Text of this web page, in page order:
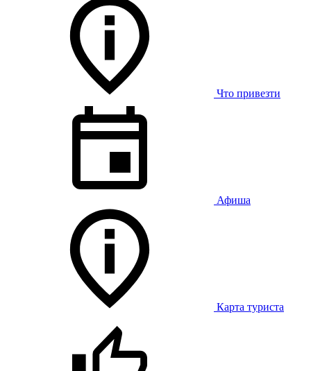
Что привезти
Афиша
Карта туриста